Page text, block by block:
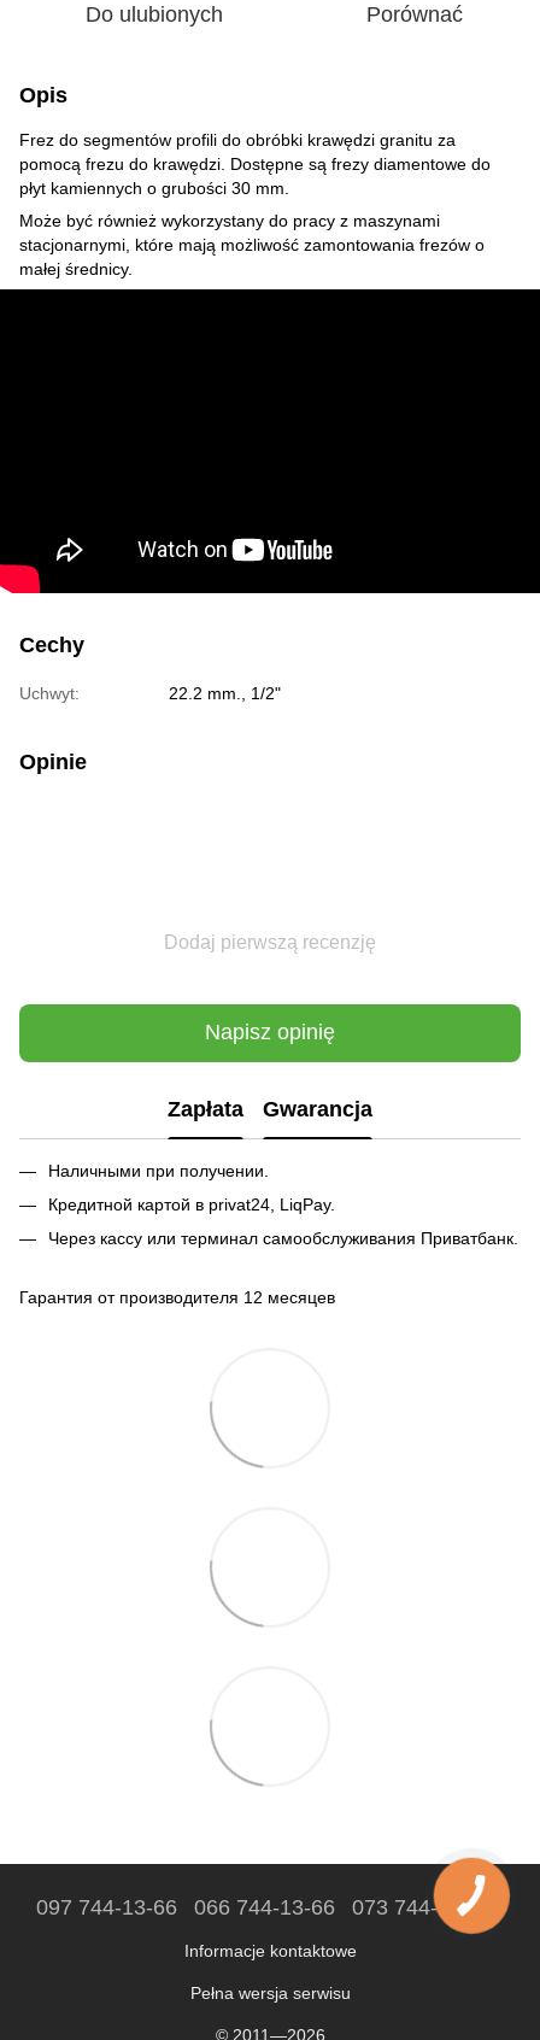
Do ulubionych Porównać
Opis
Frez do segmentów profili do obróbki krawędzi granitu za
pomocą frezu do krawędzi. Dostępne są frezy diamentowe do
płyt kamiennych o grubości 30 mm.
Może być również wykorzystany do pracy z maszynami
stacjonarnymi, które mają możliwość zamontowania frezów o
małej średnicy.
Cechy
Uchwyt: 22.2 mm., 1/2"
Opinie
Dodaj pierwszą recenzję
Napisz opinię
Zapłata Gwarancja
Наличными при получении.
Кредитной картой в privat24, LiqPay.
Через кассу или терминал самообслуживания Приватбанк.
Гарантия от производителя 12 месяцев
097 744-13-66 066 744-13-66 073 744-13-66
Informacje kontaktowe
Pełna wersja serwisu
© 2011—2026